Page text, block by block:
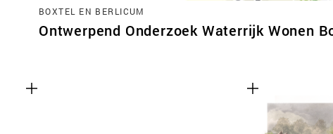
BOXTEL EN BERLICUM
Ontwerpend Onderzoek Waterrijk Wonen